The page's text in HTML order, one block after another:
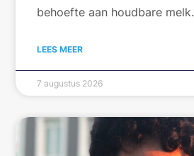
behoefte aan houdbare melk.
LEES MEER
7 augustus 2026